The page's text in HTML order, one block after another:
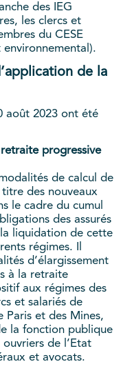
des IEG
les clercs et
du CESE
de la
août 2023 ont été
progressive
de calcul de
titre des nouveaux
le cadre du cumul
des assurés
liquidation de cette
régimes. Il
d’élargissement
à la retraite
aux régimes des
et salariés de
Paris et des Mines,
la fonction publique
de l’Etat
et avocats.